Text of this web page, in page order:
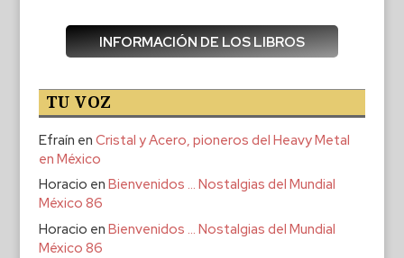
INFORMACIÓN DE LOS LIBROS
TU VOZ
Efraín en Cristal y Acero, pioneros del Heavy Metal
en México
Horacio en Bienvenidos … Nostalgias del Mundial
México 86
Horacio en Bienvenidos … Nostalgias del Mundial
México 86